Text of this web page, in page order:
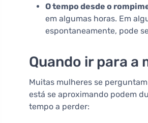
O tempo desde o
em algumas horas. Em
espontaneamente, pode
Quando ir para a
Muitas mulheres se
está se aproximando podem
tempo a perder: